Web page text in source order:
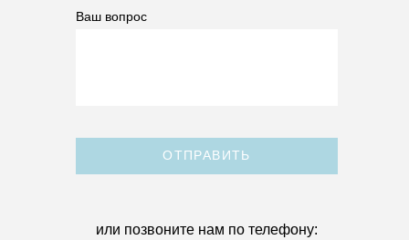
Ваш вопрос
ОТПРАВИТЬ
или позвоните нам по телефону: